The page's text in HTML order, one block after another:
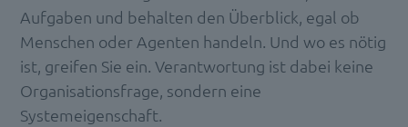
Aufgaben und behalten den Überblick, egal ob
Menschen oder Agenten handeln. Und wo es nötig
ist, greifen Sie ein. Verantwortung ist dabei keine
Organisationsfrage, sondern eine
Systemeigenschaft.